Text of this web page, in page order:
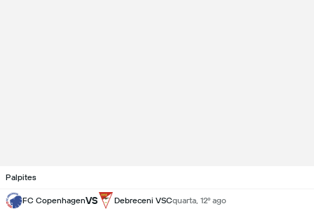
Palpites
FC CopenhagenVS Debreceni VSCquarta, 12º ago